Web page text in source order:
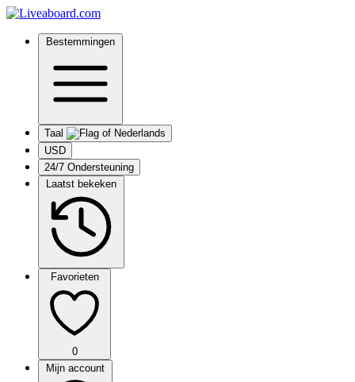
Bestemmingen
Taal
USD
24/7 Ondersteuning
Laatst bekeken
Favorieten
0
Mijn account